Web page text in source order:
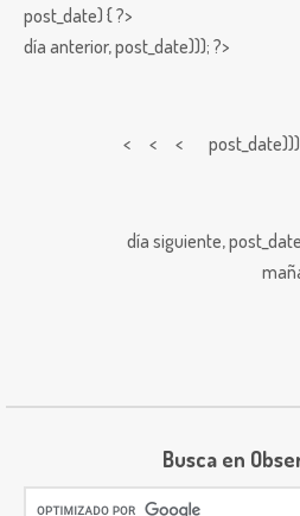
post_date) { ?>
día anterior,post_date))); ?>
< < <
día siguiente,
Busca en